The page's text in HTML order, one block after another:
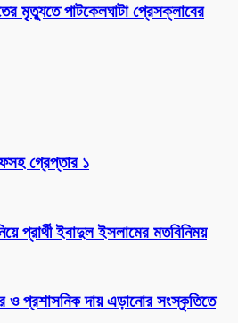
মৃত্যুতে পাটকেলঘাটা প্রেসক্লাবের
গ্রেপ্তার ১
প্রার্থী ইবাদুল ইসলামের মতবিনিময়
প্রশাসনিক দায় এড়ানোর সংস্কৃতিতে